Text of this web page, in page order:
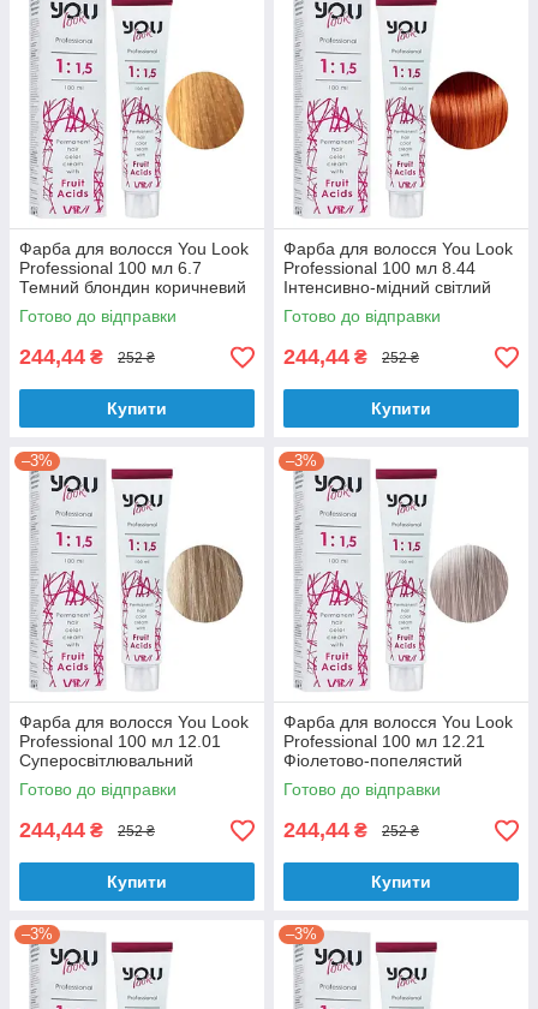
Фарба для волосся You Look
Professional 100 мл 6.7
Темний блондин коричневий
Готово до відправки
244,44 ₴ 252 ₴
Купити
Фарба для волосся You Look
Professional 100 мл 8.44
Інтенсивно-мідний світлий
блондин
Готово до відправки
244,44 ₴ 252 ₴
Купити
–3%
Фарба для волосся You Look
Professional 100 мл 12.01
Суперосвітлювальний
блондин натуральний
попелястий
Готово до відправки
244,44 ₴ 252 ₴
Купити
–3%
Фарба для волосся You Look
Professional 100 мл 12.21
Фіолетово-попелястий
суперосвітлювальний
блондин
Готово до відправки
244,44 ₴ 252 ₴
Купити
–3% –3%